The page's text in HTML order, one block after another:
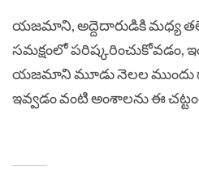
యజమాని, అద్దెదారుడికి మధ్య
సమక్షంలో పరిష్కరించుకోవడం,
యజమాని మూడు నెలల ముందు
ఇవ్వడం వంటి అంశాలను ఈ